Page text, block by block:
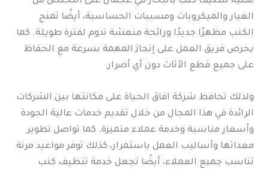
الغبار والميكروبات ومسببات الحساسية، أيضًا تمنح
الكنب مظهرًا جديدًا ورائحة منعشة تدوم لفترة طويلة. كما
يحرص فريق العمل على إنجاز المهمة بسرعة مع الحفاظ
على جميع قطع الأثاث دون أي أضرار.
ولذلك تحافظ شركة افاق الحياة على مكانتها بين الشركات
الرائدة في هذا المجال من خلال تقديم خدمات عالية الجودة
وأسعار مناسبة وخدمة عملاء متميزة. كما تواصل تطوير
معداتها وأساليب العمل باستمرار، كذلك توفر مواعيد مرنة
تناسب جميع العملاء، أيضًا تجعل خدمة تنظيف كنب